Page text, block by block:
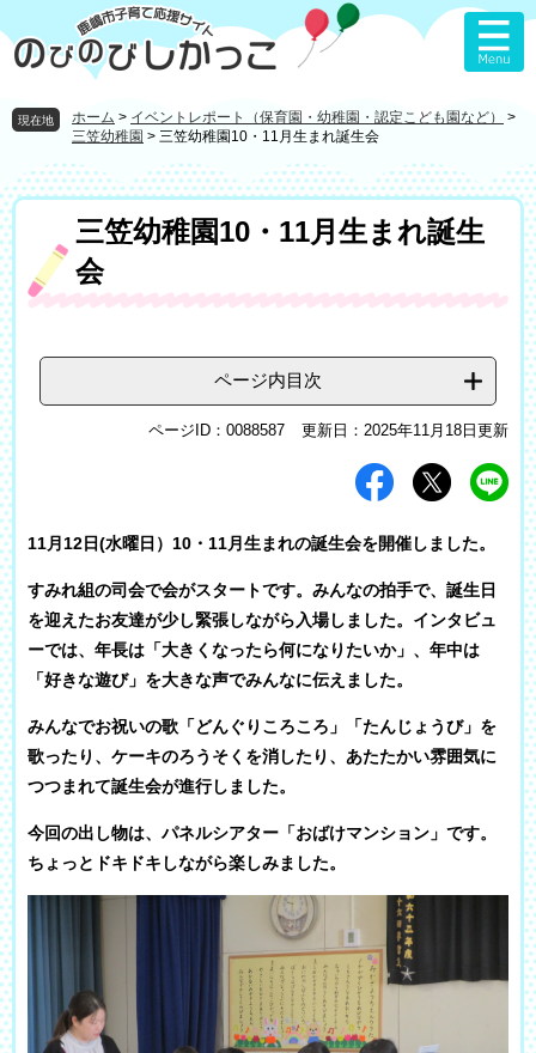
ー
ジ
先
頭
す
。
ニ
ュ
を
飛
し
て
本
文
へ
現在地 ホーム > イベントレポート（保育園・幼稚園・認定こども園など）
>
三笠幼稚園 > 三笠幼稚園10・11月生まれ誕生会
三笠幼稚園10・11月生まれ誕生
会
ページ内目次
ページID：0088587 更新日：2025年11月18日更新
11月12日(水曜日）10・11月生まれの誕生会を開催しました。
すみれ組の司会で会がスタートです。みんなの拍手で、誕生日
を迎えたお友達が少し緊張しながら入場しました。インタビュ
ーでは、年長は「大きくなったら何になりたいか」、年中は
「好きな遊び」を大きな声でみんなに伝えました。
みんなでお祝いの歌「どんぐりころころ」「たんじょうび」を
歌ったり、ケーキのろうそくを消したり、あたたかい雰囲気に
つつまれて誕生会が進行しました。
今回の出し物は、パネルシアター「おばけマンション」です。
ちょっとドキドキしながら楽しみました。